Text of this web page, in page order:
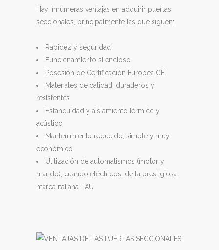
Hay innúmeras ventajas en adquirir puertas
seccionales, principalmente las que siguen:
Rapidez y seguridad
Funcionamiento silencioso
Posesión de Certificación Europea CE
Materiales de calidad, duraderos y
resistentes
Estanquidad y aislamiento térmico y
acústico
Mantenimiento reducido, simple y muy
económico
Utilización de automatismos (motor y
mando), cuando eléctricos, de la prestigiosa
marca italiana TAU